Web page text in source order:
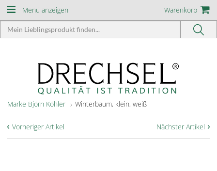
Menü anzeigen Warenkorb
Marke Björn Köhler Winterbaum, klein, weiß
Nächster Artikel ›
‹ Vorheriger Artikel